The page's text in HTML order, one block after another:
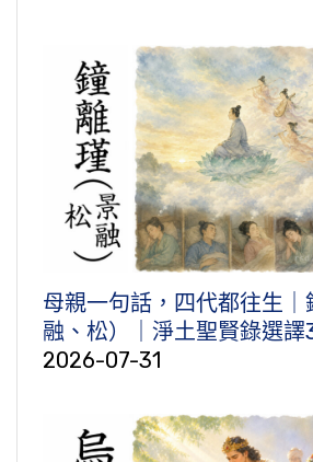
母親一句話，四代都往生｜
融、松）｜淨土聖賢錄選譯
2026-07-31